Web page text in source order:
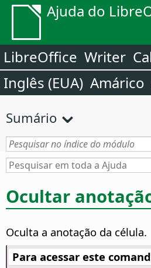
Ajuda do
LibreOffice Writer
Inglês (EUA) Amárico
Sumário
Ocultar
Oculta a anotação da célula.
Para acessar este